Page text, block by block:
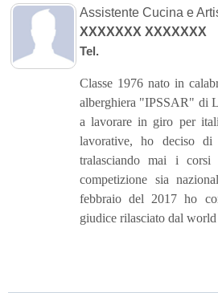
Assistente Cucina e
XXXXXXX XXXXXXX
Tel.
Classe 1976 nato in
alberghiera "IPSSAR" di
a lavorare in giro per
lavorative, ho deciso di
tralasciando mai i
competizione sia
febbraio del 2017 ho
giudice rilasciato dal